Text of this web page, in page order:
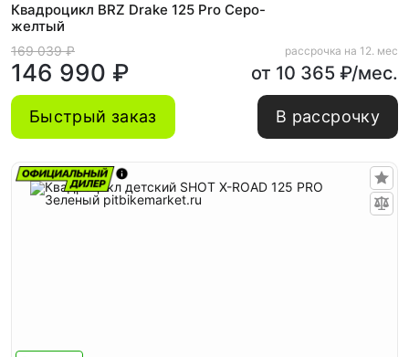
Квадроцикл BRZ Drake 125 Pro Серо-
желтый
169 039 ₽
146 990 ₽
рассрочка на 12. мес
от 10 365 ₽/мес.
Быстрый заказ В рассрочку